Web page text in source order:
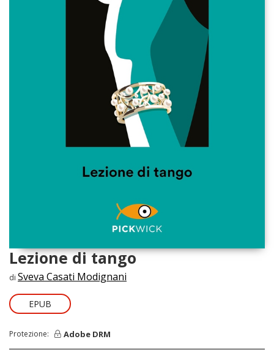
Lezione di tango
di Sveva Casati Modignani
EPUB
Protezione: Adobe DRM